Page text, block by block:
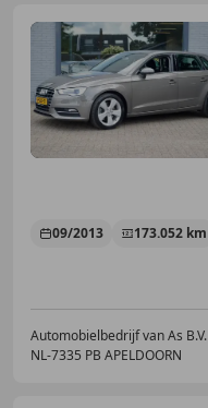
09/2013 173.052 km
Automobielbedrijf van As B.V.
NL-7335 PB APELDOORN